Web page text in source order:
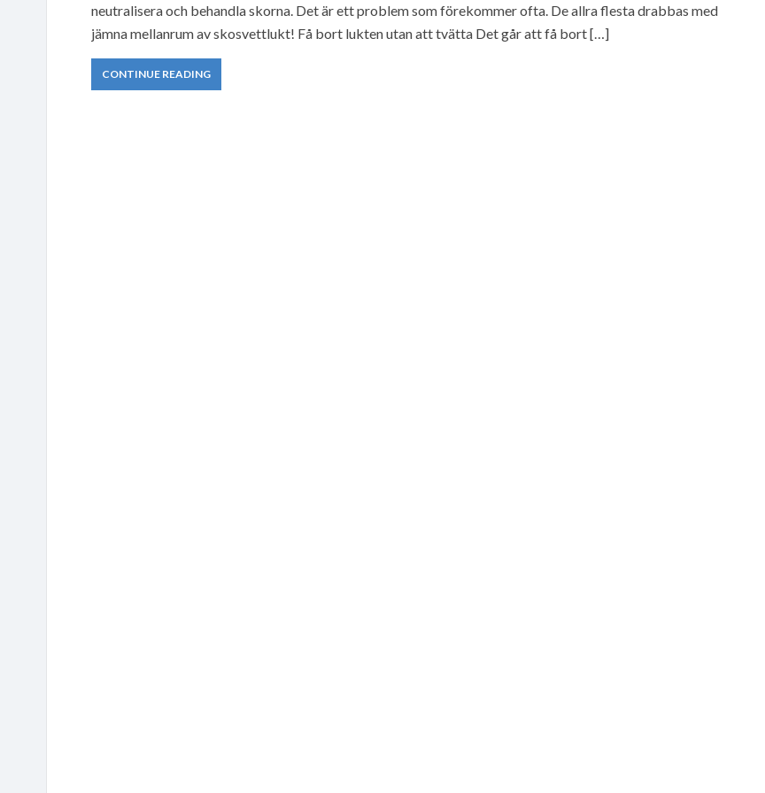
neutralisera och behandla skorna. Det är ett problem som förekommer ofta. De allra flesta drabbas med
jämna mellanrum av skosvettlukt! Få bort lukten utan att tvätta Det går att få bort […]
CONTINUE READING